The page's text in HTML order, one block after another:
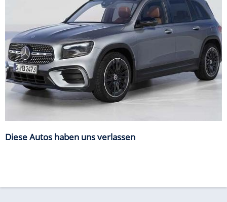
Diese Autos haben uns verlassen